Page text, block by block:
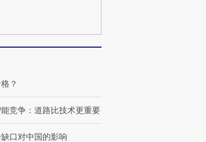
飞行员跨国走私7万
头丸 尿检体内含3种
视线｜被称为“蟑螂”的印
？
竞争：道路比技术更重要
口对中国的影响